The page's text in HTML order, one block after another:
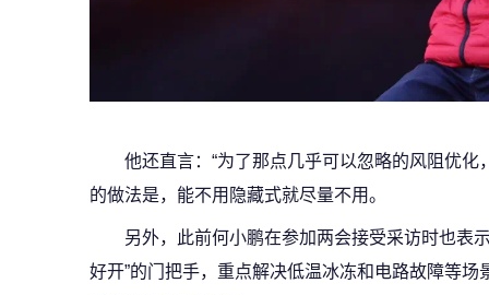
他还直言：“为了那点几乎可以忽略的风阻优
的做法是，能不用隐藏式就尽量不用。
另外，此前何小鹏在参加两会接受采访时也表
好开”的门把手，重点解决低温冰冻和电路故障等